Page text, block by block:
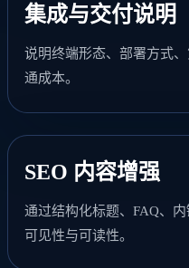
集成与交付说明
说明终端形态、部署方式
通成本。
SEO 内容增强
通过结构化标题、FAQ、
可见性与可读性。